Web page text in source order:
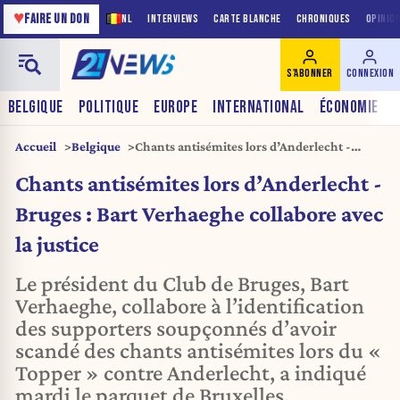
NL INTERVIEWS CARTE BLANCHE CHRONIQUES
♥FAIRE UN DON
BELGIQUE POLITIQUE EUROPE INTERNATIONAL ÉCONOMIE
S'ABONNER CONNEXION
Accueil Belgique
Chants antisémites lors d’Anderlecht -
justice
Chants antisémites lors d’Anderlecht -
Bruges : Bart Verhaeghe collabore avec
la justice
Le président du Club de Bruges, Bart
Verhaeghe, collabore à l’identification
des supporters soupçonnés d’avoir
scandé des chants antisémites lors du «
Topper » contre Anderlecht, a indiqué
mardi le parquet de Bruxelles.